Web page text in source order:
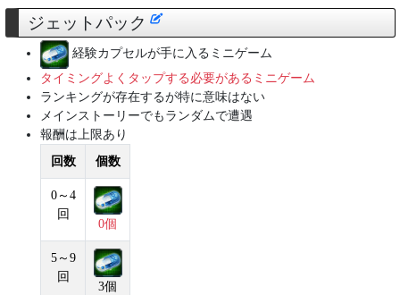
ジェットパック
経験カプセルが手に入るミニゲーム
タイミングよくタップする必要があるミニゲーム
ランキングが存在するが特に意味はない
メインストーリーでもランダムで遭遇
報酬は上限あり
回数
個数
0～4
回
0個
5～9
回
3個